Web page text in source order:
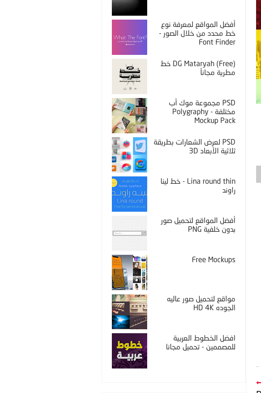
أفضل المواقع لمعرفة نوع
خط محدد من خلال الصور -
Font Finder
DG Mataryah (Free) خط
مطرية مجاناً
PSD مجموعة موك أب
مختلفة - Polygraphy
Mockup Pack
PSD لعرض الشعارات بطريقة
ثلاثية الأبعاد 3D
Lina round thin - خط لينا
راوند
أفضل المواقع لتحميل صور
بدون خلفية PNG
Free Mockups
مواقع لتحميل صور عاليه
الجوده HD 4K
افضل الخطوط العربية
للمصممين - تحميل مجانا